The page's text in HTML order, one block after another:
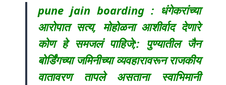
pune jain boarding : धंगेकरांच्या
आरोपात सत्य, मोहोळना आशीर्वाद देणारे
कोण हे समजलं पाहिजे;: पुण्यातील जैन
बोर्डिंगच्या जमिनीच्या व्यवहारावरून राजकीय
वातावरण तापले असताना स्वाभिमानी